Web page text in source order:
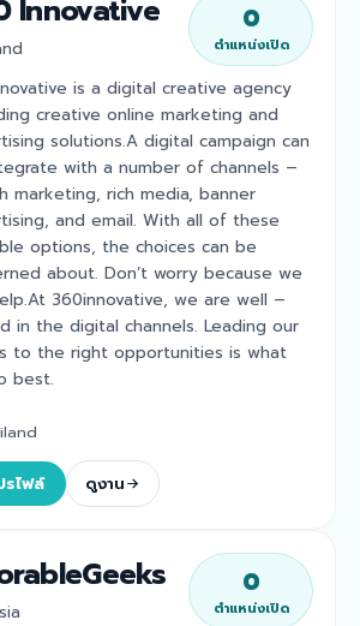
Innovative 0
ตำแหน่งเปิด
is a digital creative agency
creative online marketing and
solutions.A digital campaign can
with a number of channels –
marketing, rich media, banner
and email. With all of these
options, the choices can be
about. Don’t worry because we
360innovative, we are well –
in the digital channels. Leading our
to the right opportunities is what
best.
รไฟล์ ดูงาน
0
ตำแหน่งเปิด